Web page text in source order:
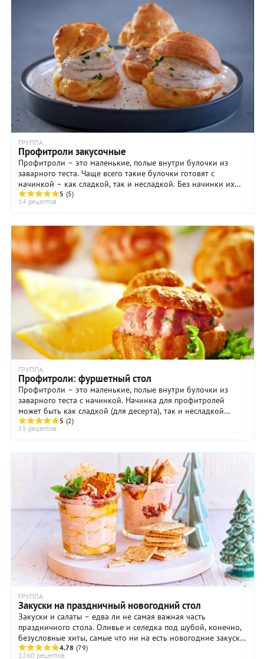
ГРУППА
Профитроли закусочные
Профитроли – это маленькие, полые внутри булочки из
заварного теста. Чаще всего такие булочки готовят с
начинкой – как сладкой, так и несладкой. Без начинки их
подают к бульонам и супам. ...
5 (5)
14 рецептов
ГРУППА
Профитроли: фуршетный стол
Профитроли – это маленькие, полые внутри булочки из
заварного теста с начинкой. Начинка для профитролей
может быть как сладкой (для десерта), так и несладкой
(такие профитроли можно подать ...
5 (2)
15 рецептов
ГРУППА
Закуски на праздничный новогодний стол
Закуски и салаты – едва ли не самая важная часть
праздничного стола. Оливье и селедка под шубой, конечно,
безусловные хиты, самые что ни на есть новогодние закуски
– ну какой без них Новый год! ...
4.78 (79)
1260 рецептов